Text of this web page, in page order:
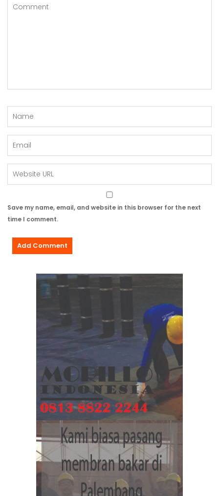
Save my name, email, and website in this browser for the next
time I comment.